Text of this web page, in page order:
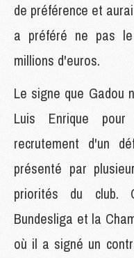
de préférence et
a préféré ne pas
millions d'euros.
Le signe que Gadou
Luis Enrique
recrutement d'un
présenté par
priorités du club.
Bundesliga et la
où il a signé un